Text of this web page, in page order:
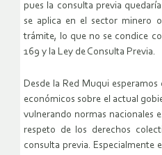
pues la consulta previa
se aplica en el sector minero
trámite, lo que no se condice
169 y la Ley de Consulta Previa.
Desde la Red Muqui
económicos sobre el actual
vulnerando normas nacionales
respeto de los derechos
consulta previa. Especialmente